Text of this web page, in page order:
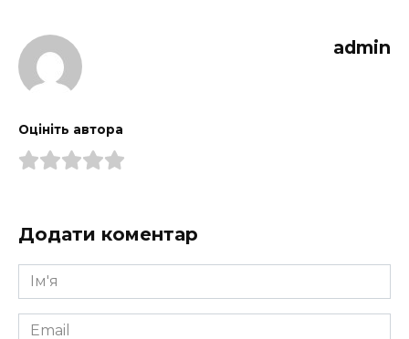
admin
Оцініть автора
Додати коментар
Ім'я
*
Email